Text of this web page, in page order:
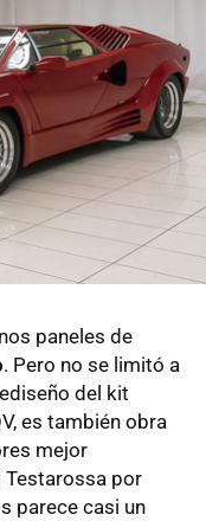
paneles de
. Pero no se limitó a
del kit
es también obra
mejor
Testarossa por
parece casi un